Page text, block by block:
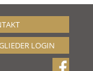
LOGIN